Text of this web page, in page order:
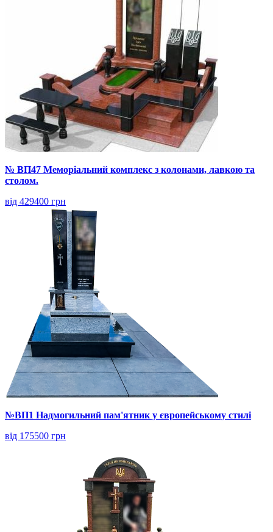
№ ВП47 Меморіальний комплекс з колонами, лавкою та
столом.
від 429400 грн
№ВП1 Надмогильний пам'ятник у європейському стилі
від 175500 грн